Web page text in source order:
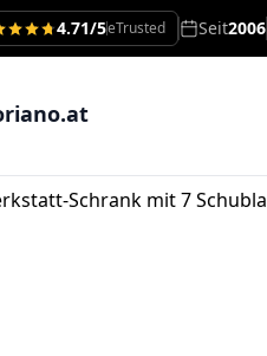
4.71/5eTrusted Seit2006